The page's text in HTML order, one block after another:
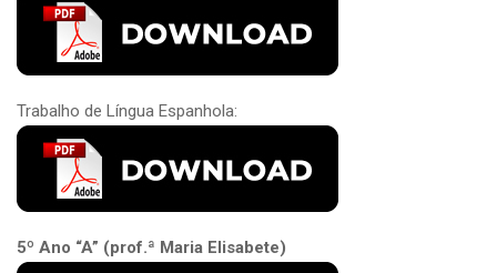
Trabalho de Língua Espanhola:
5º Ano “A” (prof.ª Maria Elisabete)